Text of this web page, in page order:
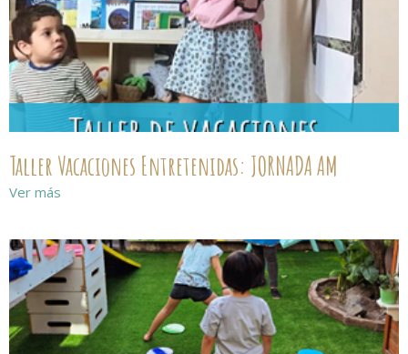
Taller Vacaciones Entretenidas: JORNADA AM
Ver más